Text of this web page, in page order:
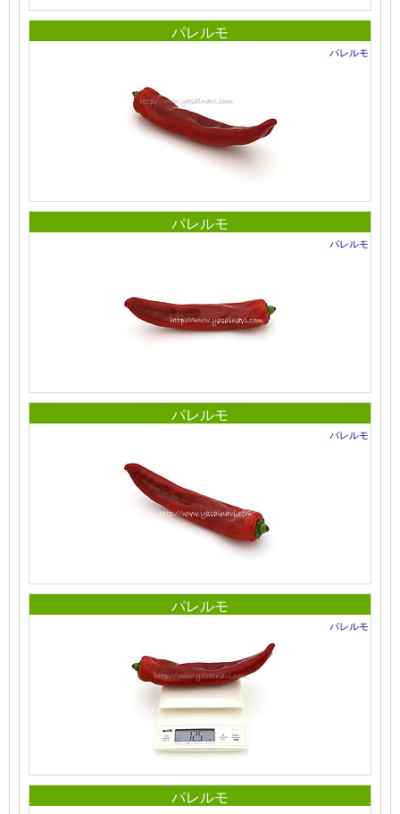
パレルモ
パレルモ
パレルモ
パレルモ
パレルモ
パレルモ
パレルモ
パレルモ
パレルモ